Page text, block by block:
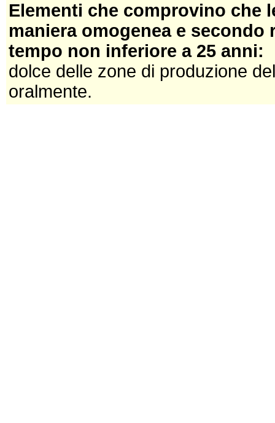
Elementi che comprovino che
maniera omogenea e
tempo non inferiore a 25 anni:
dolce delle zone di produzione
oralmente.